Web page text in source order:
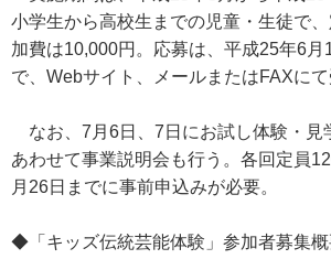
小学生から高校生までの児童・生徒で
加費は10,000円。応募は、平成25年6月
で、Webサイト、メールまたはFAXにて
なお、7月6日、7日にお試し体験・見
あわせて事業説明会も行う。各回定員
月26日までに事前申込みが必要。
◆「キッズ伝統芸能体験」参加者募集